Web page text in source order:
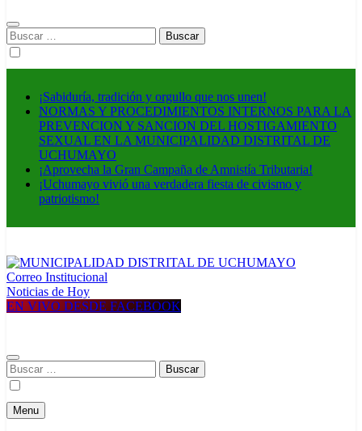
Buscar:
¡Sabiduría, tradición y orgullo que nos unen!
NORMAS Y PROCEDIMIENTOS INTERNOS PARA LA
PREVENCION Y SANCION DEL HOSTIGAMIENTO
SEXUAL EN LA MUNICIPALIDAD DISTRITAL DE
UCHUMAYO
¡Aprovecha la Gran Campaña de Amnistía Tributaria!
¡Uchumayo vivió una verdadera fiesta de civismo y
patriotismo!
MUNICIPALIDAD DISTRITAL DE UCHUMAYO
Construyendo una nueva Historia
Correo Institucional
Noticias de Hoy
EN VIVO DESDE FACEBOOK
Buscar:
Menu